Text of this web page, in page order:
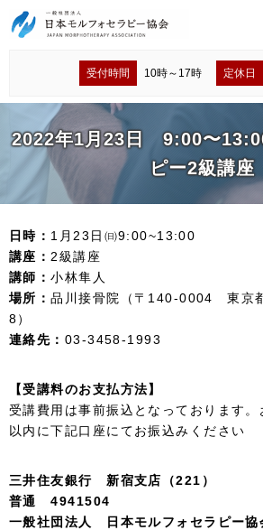
受付時間 10時～17時 定休日
2022年1月23日 9:00〜
ピー2級講座
日時： 1月23日㈰9:00~13:00
講座： 2級講座
講師：小林隼人
場所：品川接骨院（〒140-0004 東京
8）
連絡先： 03-3458-1993
【受講料のお支払方法】
受講費用は事前振込となっております
以内に下記口座にてお振込みください
三井住友銀行 新宿支店（221）
普通 4941504
一般社団法人 日本モルフォセラピー協